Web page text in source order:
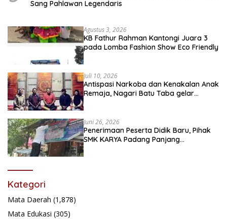
Sang Pahlawan Legendaris
Agustus 3, 2026
KB Fathur Rahman Kantongi Juara 3
pada Lomba Fashion Show Eco Friendly
Juli 10, 2026
Antispasi Narkoba dan Kenakalan Anak
Remaja, Nagari Batu Taba gelar
Juni 26, 2026
Penerimaan Peserta Didik Baru, Pihak
SMK KARYA Padang Panjang
Kategori
Mata Daerah (1,878)
Mata Edukasi (305)